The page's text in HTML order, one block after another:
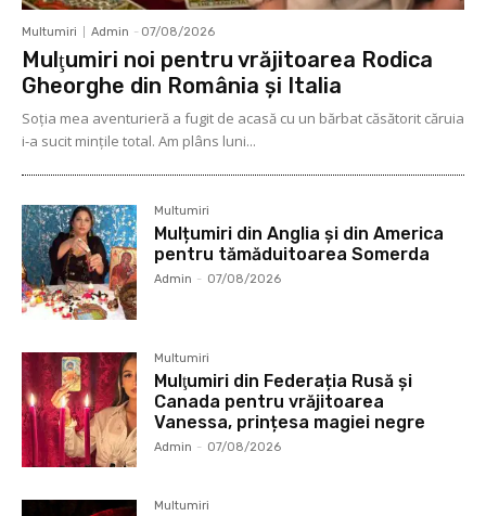
Multumiri Admin - 07/08/2026
Mulţumiri noi pentru vrăjitoarea Rodica
Gheorghe din România și Italia
Soţia mea aventurieră a fugit de acasă cu un bărbat căsătorit căruia
i-a sucit mințile total. Am plâns luni...
Multumiri
Mulțumiri din Anglia și din America
pentru tămăduitoarea Somerda
Admin - 07/08/2026
Multumiri
Mulţumiri din Federația Rusă și
Canada pentru vrăjitoarea
Vanessa, prințesa magiei negre
Admin - 07/08/2026
Multumiri